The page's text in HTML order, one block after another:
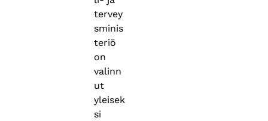
tervey
sminis
teriö
on
valinn
ut
yleisek
si